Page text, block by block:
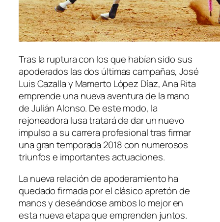
Tras la ruptura con los que habían sido sus
apoderados las dos últimas campañas, José
Luis Cazalla y Mamerto López Díaz, Ana Rita
emprende una nueva aventura de la mano
de Julián Alonso. De este modo, la
rejoneadora lusa tratará de dar un nuevo
impulso a su carrera profesional tras firmar
una gran temporada 2018 con numerosos
triunfos e importantes actuaciones.
La nueva relación de apoderamiento ha
quedado firmada por el clásico apretón de
manos y deseándose ambos lo mejor en
esta nueva etapa que emprenden juntos.